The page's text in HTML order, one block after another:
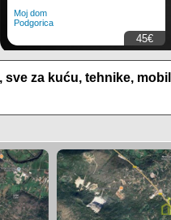
Nekretnine
Podgorica
150000€
Moj dom
Podgorica
45€
za kuću, tehnike,